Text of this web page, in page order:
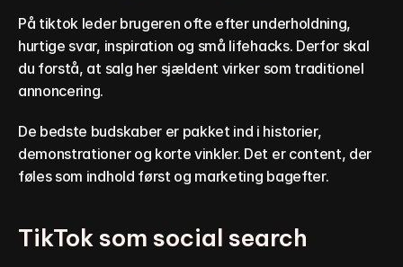
På tiktok leder brugeren ofte efter underholdning,
hurtige svar, inspiration og små lifehacks. Derfor skal
du forstå, at salg her sjældent virker som traditionel
annoncering.
De bedste budskaber er pakket ind i historier,
demonstrationer og korte vinkler. Det er content, der
føles som indhold først og marketing bagefter.
TikTok som social search